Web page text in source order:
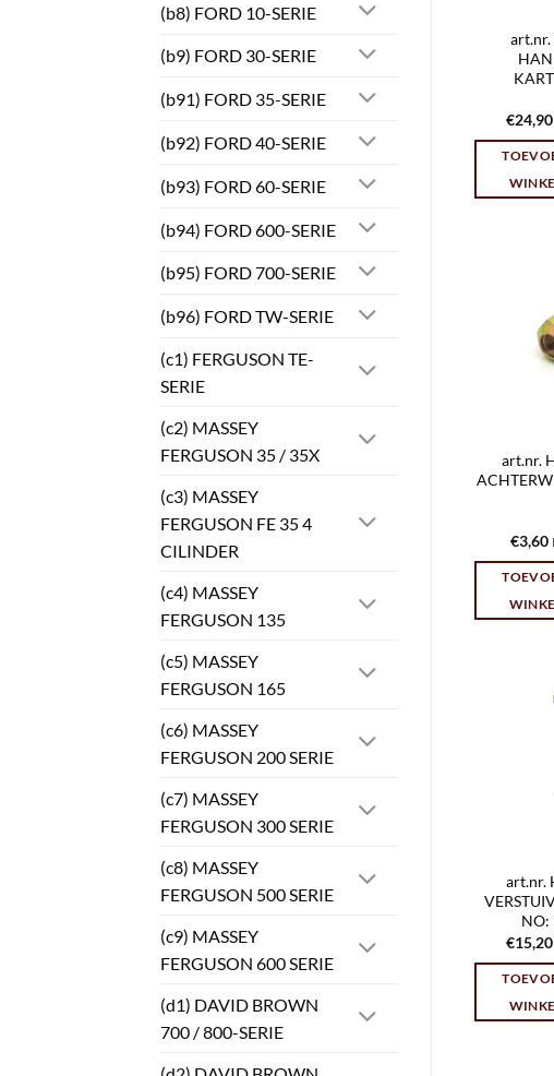
(b8) FORD 10-SERIE
(b9) FORD 30-SERIE
(b91) FORD 35-SERIE
(b92) FORD 40-SERIE
(b93) FORD 60-SERIE
(b94) FORD 600-SERIE
(b95) FORD 700-SERIE
(b96) FORD TW-SERIE
(c1) FERGUSON TE-
SERIE
(c2) MASSEY
FERGUSON 35 / 35X
(c3) MASSEY
FERGUSON FE 35 4
CILINDER
(c4) MASSEY
FERGUSON 135
(c5) MASSEY
FERGUSON 165
(c6) MASSEY
FERGUSON 200 SERIE
(c7) MASSEY
FERGUSON 300 SERIE
(c8) MASSEY
FERGUSON 500 SERIE
(c9) MASSEY
FERGUSON 600 SERIE
(d1) DAVID BROWN
700 / 800-SERIE
€24,90
art.nr.
€3,60
art.nr.
NO:
€15,20